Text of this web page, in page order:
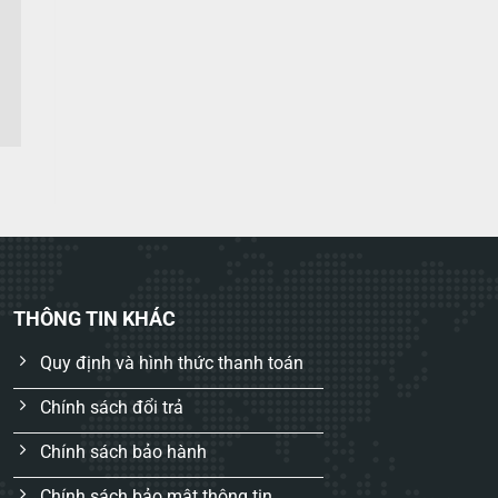
THÔNG TIN KHÁC
Quy định và hình thức thanh toán
Chính sách đổi trả
Chính sách bảo hành